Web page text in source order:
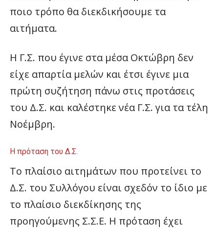
ποιο τρόπο θα διεκδικήσουμε τα
αιτήματα.
Η Γ.Σ. που έγινε στα μέσα Οκτώβρη δεν
είχε απαρτία μελών και έτσι έγινε μια
πρώτη συζήτηση πάνω στις προτάσεις
του Δ.Σ. και καλέστηκε νέα Γ.Σ. για τα τέλη
Νοέμβρη.
Η πρόταση του Δ.Σ.
Το πλαίσιο αιτημάτων που προτείνει το
Δ.Σ. του Συλλόγου είναι σχεδόν το ίδιο με
το πλαίσιο διεκδίκησης της
προηγούμενης Σ.Σ.Ε. Η πρόταση έχει